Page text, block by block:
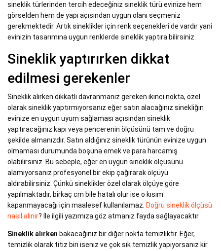
sineklik türlerinden tercih edeceğiniz sineklik türü evinize hem
görselden hem de yapı açısından uygun olanı seçmeniz
gerekmektedir. Artık sineklikler için renk seçenekleri de vardır yani
evinizin tasarımına uygun renklerde sineklik yaptıra bilirsiniz.
Sineklik yaptırırken dikkat
edilmesi gerekenler
Sineklik alırken dikkatli davranmanız gereken ikinci nokta, özel
olarak sineklik yaptırmıyorsanız eğer satın alacağınız sinekliğin
evinize en uygun uyum sağlaması açısından sineklik
yaptıracağınız kapı veya pencerenin ölçüsünü tam ve doğru
şekilde almanızdır. Satın aldığınız sineklik türünün evinize uygun
olmaması durumunda boşuna emek ve para harcamış
olabilirsiniz. Bu sebeple, eğer en uygun sineklik ölçüsünü
alamıyorsanız profesyonel bir ekip çağırarak ölçüyü
aldırabilirsiniz. Çünkü sineklikler özel olarak ölçüye göre
yapılmaktadır, birkaç cm bile hatalı olur ise o kısım
kapanmayacağı için maalesef kullanılamaz. Doğru sineklik ölçüsü
nasıl alınır? İle ilgili yazımıza göz atmanız fayda sağlayacaktır.
Sineklik alırken bakacağınız bir diğer nokta temizliktir. Eğer,
temizlik olarak titiz biri iseniz ve çok sık temizlik yapıyorsanız kir